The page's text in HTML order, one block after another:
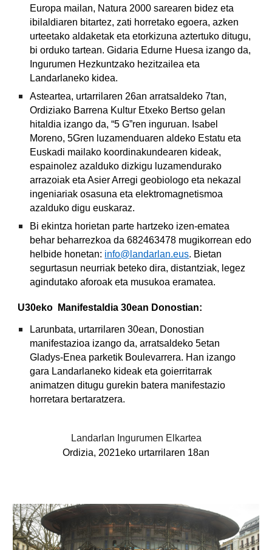
Europa mailan, Natura 2000 sarearen bidez eta
ibilaldiaren bitartez, zati horretako egoera, azken
urteetako aldaketak eta etorkizuna aztertuko ditugu,
bi orduko tartean. Gidaria Edurne Huesa izango da,
Ingurumen Hezkuntzako hezitzailea eta
Landarlaneko kidea.
Asteartea, urtarrilaren 26an arratsaldeko 7tan,
Ordiziako Barrena Kultur Etxeko Bertso gelan
hitaldia izango da, “5 G”ren inguruan. Isabel
Moreno, 5Gren luzamenduaren aldeko Estatu eta
Euskadi mailako koordinakundearen kideak,
espainolez azalduko dizkigu luzamendurako
arrazoiak eta Asier Arregi geobiologo eta nekazal
ingeniariak osasuna eta elektromagnetismoa
azalduko digu euskaraz.
Bi ekintza horietan parte hartzeko izen-ematea
behar beharrezkoa da 682463478 mugikorrean edo
helbide honetan: info@landarlan.eus. Bietan
segurtasun neurriak beteko dira, distantziak, legez
agindutako aforoak eta musukoa eramatea.
U30eko Manifestaldia 30ean Donostian:
Larunbata, urtarrilaren 30ean, Donostian
manifestazioa izango da, arratsaldeko 5etan
Gladys-Enea parketik Boulevarrera. Han izango
gara Landarlaneko kideak eta goierritarrak
animatzen ditugu gurekin batera manifestazio
horretara bertaratzera.
Landarlan Ingurumen Elkartea
Ordizia, 2021eko urtarrilaren 18an